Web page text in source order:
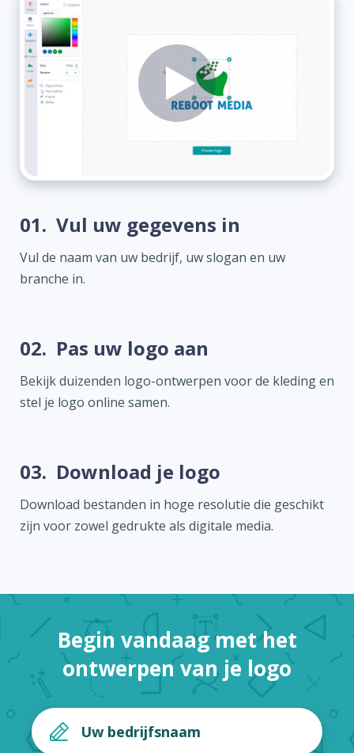
01. Vul uw gegevens in
Vul de naam van uw bedrijf, uw slogan en uw
branche in.
02. Pas uw logo aan
Bekijk duizenden logo-ontwerpen voor de kleding en
stel je logo online samen.
03. Download je logo
Download bestanden in hoge resolutie die geschikt
zijn voor zowel gedrukte als digitale media.
Begin vandaag met het
ontwerpen van je logo